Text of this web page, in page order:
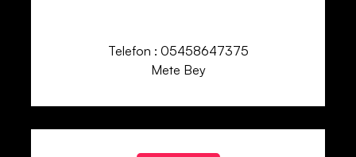
Telefon : 05458647375
Mete Bey